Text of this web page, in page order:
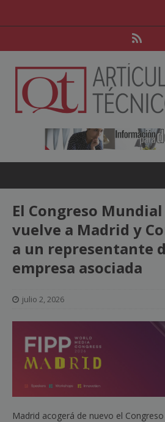
El Congreso Mundial
vuelve a Madrid y
a un representante
empresa asociada
julio 2, 2026
Madrid acogerá de nuevo el